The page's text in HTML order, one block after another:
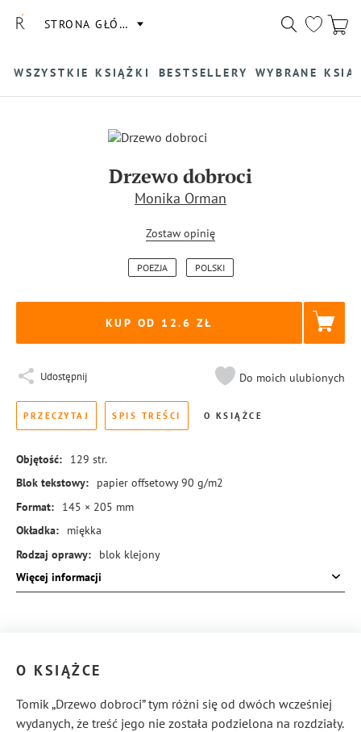
STRONA GŁÓWNA
WSZYSTKIE KSIĄŻKI BESTSELLERY WYBRANE
Drzewo dobroci
Monika Orman
Zostaw opinię
POEZJA POLSKI
KUP OD 12.6
Udostępnij Do moich ulubionych
PRZECZYTAJ SPIS TREŚCI O KSIĄŻCE
Objętość: 129 str.
Blok tekstowy:
papier offsetowy 90 g/m2
Format:
145 × 205 mm
Okładka:
miękka
Rodzaj oprawy:
blok klejony
ISBN:
978-83-8384-406-0
Więcej informacji
O KSIĄŻCE
Tomik „Drzewo dobroci” tym różni się od dwóch wcześniej
wydanych, że treść jego nie została podzielona na rozdziały.